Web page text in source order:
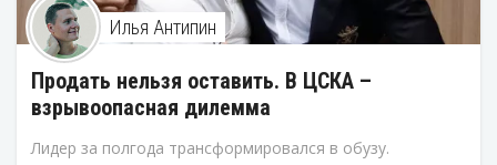
Илья Антипин
Продать нельзя оставить. В ЦСКА –
взрывоопасная дилемма
Лидер за полгода трансформировался в обузу.